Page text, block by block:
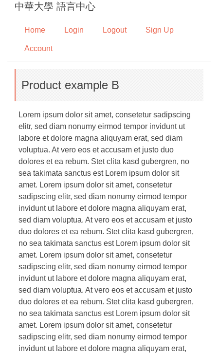
Jump中華大學 語言中心
Home Login Logout Sign Up
Account
Product example B
Lorem ipsum dolor sit amet, consetetur sadipscing
elitr, sed diam nonumy eirmod tempor invidunt ut
labore et dolore magna aliquyam erat, sed diam
voluptua. At vero eos et accusam et justo duo
dolores et ea rebum. Stet clita kasd gubergren, no
sea takimata sanctus est Lorem ipsum dolor sit
amet. Lorem ipsum dolor sit amet, consetetur
sadipscing elitr, sed diam nonumy eirmod tempor
invidunt ut labore et dolore magna aliquyam erat,
sed diam voluptua. At vero eos et accusam et justo
duo dolores et ea rebum. Stet clita kasd gubergren,
no sea takimata sanctus est Lorem ipsum dolor sit
amet. Lorem ipsum dolor sit amet, consetetur
sadipscing elitr, sed diam nonumy eirmod tempor
invidunt ut labore et dolore magna aliquyam erat,
sed diam voluptua. At vero eos et accusam et justo
duo dolores et ea rebum. Stet clita kasd gubergren,
no sea takimata sanctus est Lorem ipsum dolor sit
amet. Lorem ipsum dolor sit amet, consetetur
sadipscing elitr, sed diam nonumy eirmod tempor
invidunt ut labore et dolore magna aliquyam erat,